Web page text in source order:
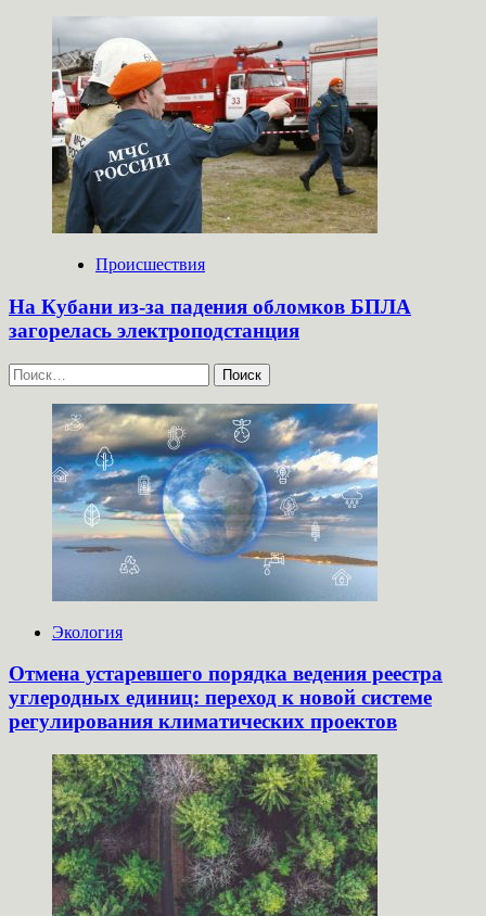
Происшествия
На Кубани из-за падения обломков БПЛА
загорелась электроподстанция
Найти:
Экология
Отмена устаревшего порядка ведения реестра
углеродных единиц: переход к новой системе
регулирования климатических проектов